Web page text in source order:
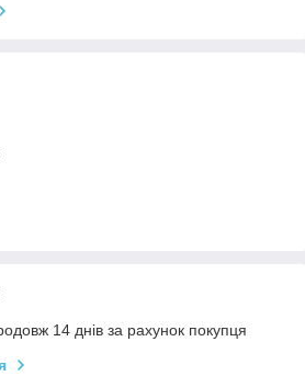
14 днів за рахунок покупця